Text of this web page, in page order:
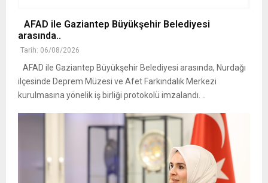
AFAD ile Gaziantep Büyükşehir Belediyesi
arasında..
Tarih: 06/08/2026
AFAD ile Gaziantep Büyükşehir Belediyesi arasında, Nurdağı
ilçesinde Deprem Müzesi ve Afet Farkındalık Merkezi
kurulmasına yönelik iş birliği protokolü imzalandı. ..